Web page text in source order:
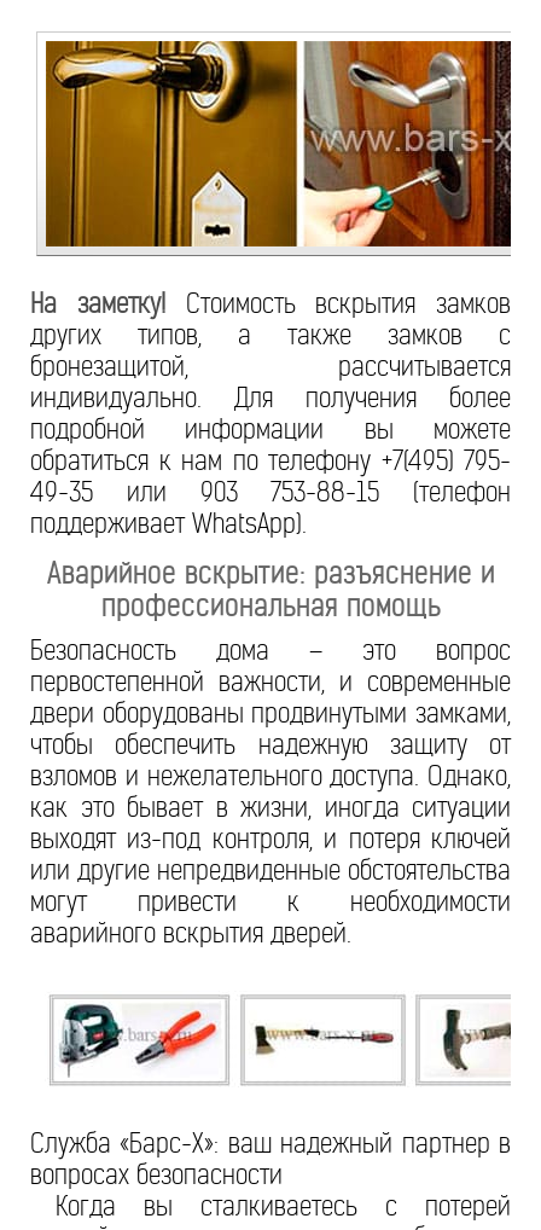
На заметку! Стоимость вскрытия замков
других типов, а также замков с
бронезащитой, рассчитывается
индивидуально. Для получения более
подробной информации вы можете
обратиться к нам по телефону +7(495) 795-
49-35 или 903 753-88-15 (телефон
поддерживает WhatsApp).
Аварийное вскрытие: разъяснение и
профессиональная помощь
Безопасность дома – это вопрос
первостепенной важности, и современные
двери оборудованы продвинутыми замками,
чтобы обеспечить надежную защиту от
взломов и нежелательного доступа. Однако,
как это бывает в жизни, иногда ситуации
выходят из-под контроля, и потеря ключей
или другие непредвиденные обстоятельства
могут привести к необходимости
аварийного вскрытия дверей.
Служба «Барс-Х»: ваш надежный партнер в
вопросах безопасности
Когда вы сталкиваетесь с потерей